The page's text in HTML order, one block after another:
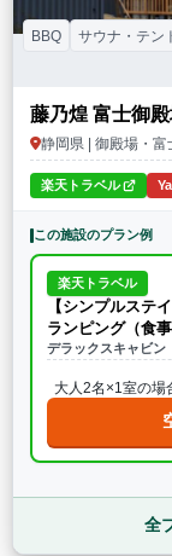
藤乃煌 富士御
静岡県 | 御殿場・富
BBQ サウナ・テン
楽天トラベル
この施設のプラン例
楽天トラベル
【シンプルステ
ランピング（食
デラックスキャビン
大人2名×1室の場
全